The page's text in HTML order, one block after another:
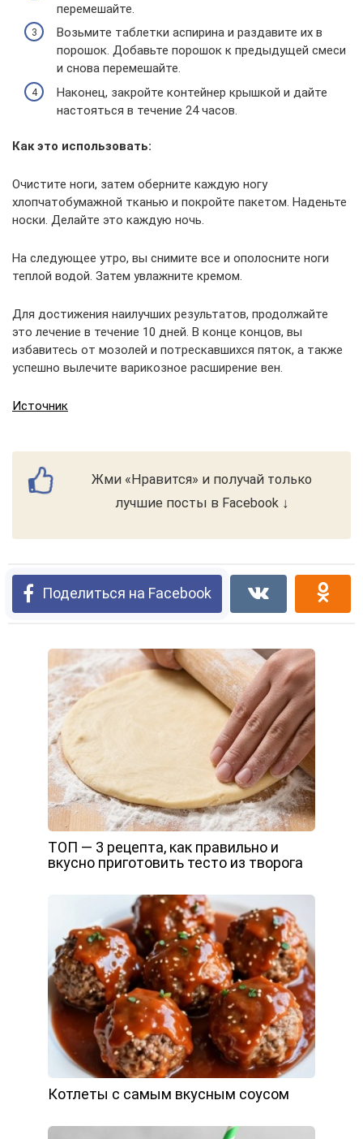
перемешайте.
Возьмите таблетки аспирина и раздавите их в
порошок. Добавьте порошок к предыдущей смеси
и снова перемешайте.
Наконец, закройте контейнер крышкой и дайте
настояться в течение 24 часов.
Как это использовать:
Очистите ноги, затем оберните каждую ногу
хлопчатобумажной тканью и покройте пакетом. Наденьте
носки. Делайте это каждую ночь.
На следующее утро, вы снимите все и ополосните ноги
теплой водой. Затем увлажните кремом.
Для достижения наилучших результатов, продолжайте
это лечение в течение 10 дней. В конце концов, вы
избавитесь от мозолей и потрескавшихся пяток, а также
успешно вылечите варикозное расширение вен.
Источник
Жми «Нравится» и получай только
лучшие посты в Facebook ↓
Поделиться на Facebook
ТОП — 3 рецепта, как правильно и
вкусно приготовить тесто из творога
Котлеты с самым вкусным соусом